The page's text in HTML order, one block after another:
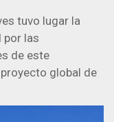
tuvo lugar la
por las
de este
global de